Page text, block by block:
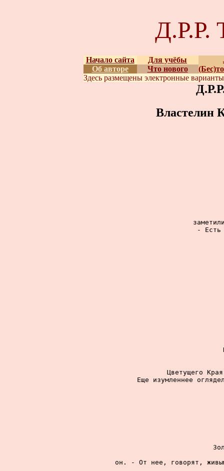
Начало сайта Для учёбы
Об авторе
Что нового
Здесь размещены электронные
Властелин
- Есть
Цветущего
Еще изумленнее
он. - От нее, говорят,